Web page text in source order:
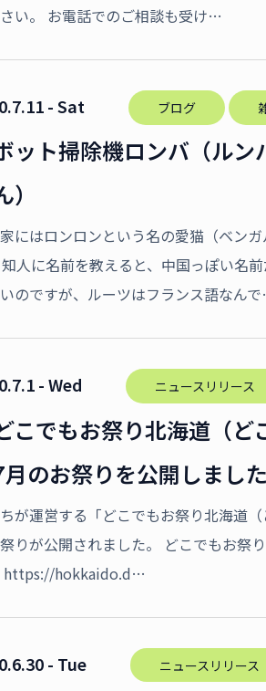
い。 お電話でのご相談も受け…
- Sat ブログ
ット掃除機ロンバ（ルン
にはロンロンという名の愛猫（ベン
知人に名前を教えると、中国っぽい名
のですが、ルーツはフランス語なん
- Wed ニュースリリース
こでもお祭り北海道（ど
月のお祭りを公開しました
が運営する「どこでもお祭り北海道
りが公開されました。 どこでもお祭
https://hokkaido.d…
- Tue ニュースリリース